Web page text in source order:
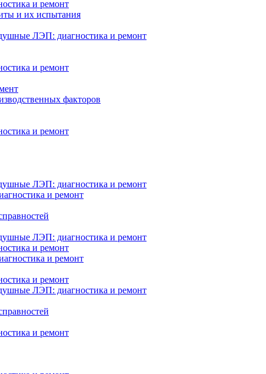
и ремонт
и их испытания
ЛЭП: диагностика и ремонт
и ремонт
факторов
и ремонт
ЛЭП: диагностика и ремонт
и ремонт
ЛЭП: диагностика и ремонт
и ремонт
и ремонт
и ремонт
ЛЭП: диагностика и ремонт
и ремонт